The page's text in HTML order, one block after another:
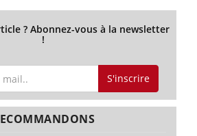
? Abonnez-vous à la newsletter
!
S'inscrire